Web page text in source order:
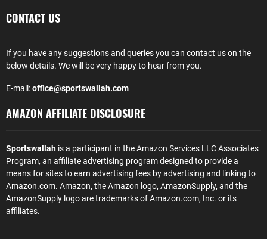
CONTACT US
If you have any suggestions and queries you can contact us on the
below details. We will be very happy to hear from you.
E-mail:office@sportswallah.com
AMAZON AFFILIATE DISCLOSURE
Sportswallah is a participant in the Amazon Services LLC Associates
Program, an affiliate advertising program designed to provide a
means for sites to earn advertising fees by advertising and linking to
Amazon.com. Amazon, the Amazon logo, AmazonSupply, and the
AmazonSupply logo are trademarks of Amazon.com, Inc. or its
affiliates.